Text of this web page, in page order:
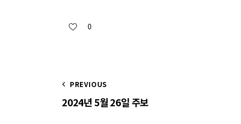
0
PREVIOUS
2024년 5월 26일 주보